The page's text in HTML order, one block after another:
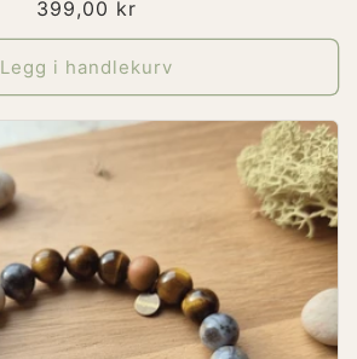
Vanlig
pris
399,00 kr
Legg i handlekurv